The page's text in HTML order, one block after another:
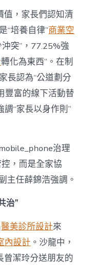
值，家長們認知清
“培養自律”商業空
突”，77.25%強
轉化為東西”。在制
長認為“公道劃分
豐富的線下活動替
“家長以身作則”
治理
控，而是全家協
主任薛錦浩強調。
治”
醫美診所設計來
內設計 。沙龍中，
曾潔玲分送朋友的